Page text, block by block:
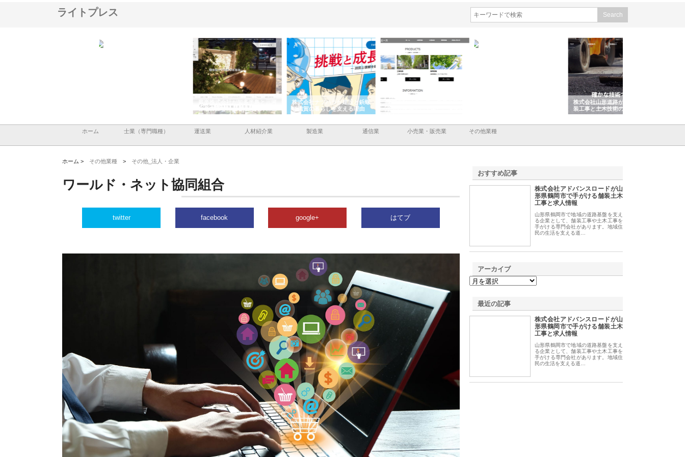
ライトプレス
と名古屋で叶える理想の外構空
株式会社ナツハラが建設と鋲螺
で滋賀の暮らしを支える理由
株式会社メタルエースの企業サ
イトが提供する充実した情報内
容とは
株式会社山形道路が手がける舗
装工事と土木技術の全容
ホーム 士業（専門職種） 運送業 人材紹介業 製造業 通信業 小売業・販売業 その他業種
ホーム > その他業種 > その他_法人・企業
ワールド・ネット協同組合
twitter facebook google+ はてブ
おすすめ記事
株式会社アドバンスロードが山
形県鶴岡市で手がける舗装土木
工事と求人情報
山形県鶴岡市で地域の道路基盤を支え
る企業として、舗装工事や土木工事を
手がける専門会社があります。地域住
民の生活を支える道…
アーカイブ
最近の記事
株式会社アドバンスロードが山
形県鶴岡市で手がける舗装土木
工事と求人情報
山形県鶴岡市で地域の道路基盤を支え
る企業として、舗装工事や土木工事を
手がける専門会社があります。地域住
民の生活を支える道…